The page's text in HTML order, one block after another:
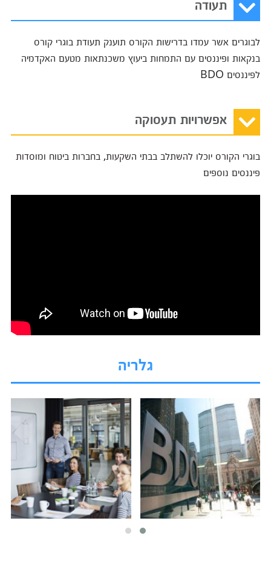
לבוגרים אשר עמדו בדרישות הקורס תוענק תעודת בוגרי קורס
בנקאות ופיננסים עם התמחות ביעוץ משכנתאות מטעם האקדמיה
לפיננסים BDO
אפשרויות תעסוקה
בוגרי הקורס יוכלו להשתלב בבתי השקעות, בחברות ביטוח ומוסדות
פיננסים נוספים
גלריה